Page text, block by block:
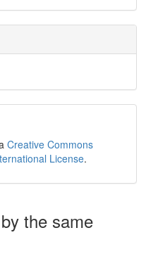
Creative Commons
License.
the same